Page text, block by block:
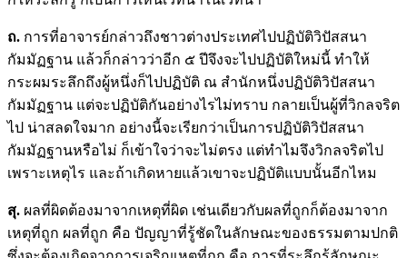
ถ. การที่อาจารย์กล่าวถึงชาวต่างประเทศไปปฏิบัติวิปัสสนา
กัมมัฏฐาน แล้วก็กล่าวว่าอีก ๕ ปีจึงจะไปปฏิบัติใหม่นี้ ทำให้
กระผมระลึกถึงผู้หนึ่งก็ไปปฏิบัติ ณ สำนักหนึ่งปฏิบัติวิปัสสนา
กัมมัฏฐาน แต่จะปฏิบัติกันอย่างไรไม่ทราบ กลายเป็นผู้ที่วิกลจริต
ไป น่าสลดใจมาก อย่างนี้จะเรียกว่าเป็นการปฏิบัติวิปัสสนา
กัมมัฏฐานหรือไม่ ก็เข้าใจว่าจะไม่ตรง แต่ทำไมจึงวิกลจริตไป
เพราะเหตุไร และถ้าเกิดหายแล้วเขาจะปฏิบัติแบบนั้นอีกไหม
สุ. ผลที่ผิดต้องมาจากเหตุที่ผิด เช่นเดียวกับผลที่ถูกก็ต้องมาจาก
เหตุที่ถูก ผลที่ถูก คือ ปัญญาที่รู้ชัดในลักษณะของธรรมตามปกติ